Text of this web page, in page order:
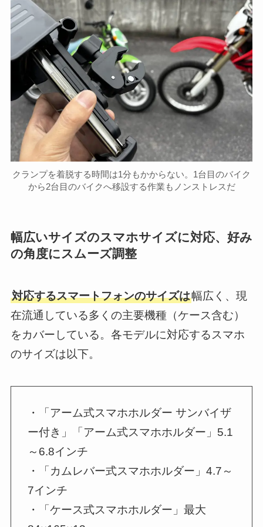
クランプを着脱する時間は1分もかからない。1台目のバイク
から2台目のバイクへ移設する作業もノンストレスだ
幅広いサイズのスマホサイズに対応、好み
の角度にスムーズ調整
対応するスマートフォンのサイズは幅広く、現
在流通している多くの主要機種（ケース含む）
をカバーしている。各モデルに対応するスマホ
のサイズは以下。
・「アーム式スマホホルダー サンバイザ
ー付き」「アーム式スマホホルダー」5.1
～6.8インチ
・「カムレバー式スマホホルダー」4.7～
7インチ
・「ケース式スマホホルダー」最大